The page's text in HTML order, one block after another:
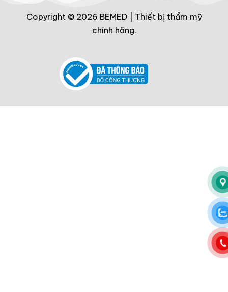
Copyright © 2026 BEMED | Thiết bị thẩm mỹ
chính hãng.